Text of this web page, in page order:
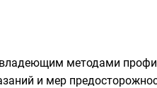
методами
и мер